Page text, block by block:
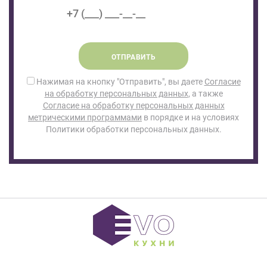
ОТПРАВИТЬ
Нажимая на кнопку "Отправить", вы даете Согласие
на обработку персональных данных, а также
Согласие на обработку персональных данных
метрическими программами в порядке и на условиях
Политики обработки персональных данных.